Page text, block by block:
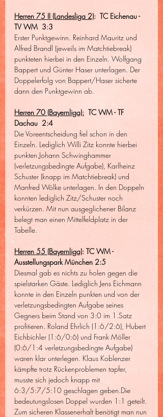
Herren 75 II (Landesliga 2):  TC Eichenau -
TV WM  3:3
Erster Punktgewinn. Reinhard Mauritz und
Alfred Brandl (jeweils im Matchtiebreak)
punkteten hierbei in den Einzeln. Wolfgang
Bappert und Günter Haser unterlagen. Der
Doppelerfolg von Bappert/Haser sicherte
dann den Punktgewinn ab.
Herren 70 (Bayernliga): TC WM - TF
Dachau  2:4
Die Voreentscheidung fiel schon in den
Einzeln. Lediglich Willi Zitz konnte hierbei
punkten.Johann Schwinghammer
(verletzungsbedingte Aufgabe), Karlheinz
Schuster (knapp im Matchtiebreak) und
Manfred Wölke unterlagen. In den Doppeln
konnten lediglich Zitz/Schuster noch
verkürzen. Mit nun ausgeglichener Bilanz
belegt man einen Mittelfeldplatz in der
Tabelle.
Herren 55 (Bayernliga): TC WM -
Ausstellungspark München 2:5
Diesmal gab es nichts zu holen gegen die
spielstarken Gäste. Lediglich Jens Eichmann
konnte in den Einzeln punkten und von der
verletzungsbedingten Aufgabe seines
Gegners beim Stand von 3:0 im 1.Satz
profitieren. Roland Ehrlich (1:6/2:6), Hubert
Eichbichler (1:6/0:6) und Frank Möller
(0:6/1:4 verletzungsbedingte Aufgabe)
waren klar unterlegen. Klaus Koblenzer
kämpfte trotz Rückenproblemen tapfer,
musste sich jedoch knapp mit
6:3/5:7/5:10 geschlagen geben.Die
bedeutungslosen Doppel wurden 1:1 geteilt.
Zum sicheren Klassenerhalt benötigt man nun